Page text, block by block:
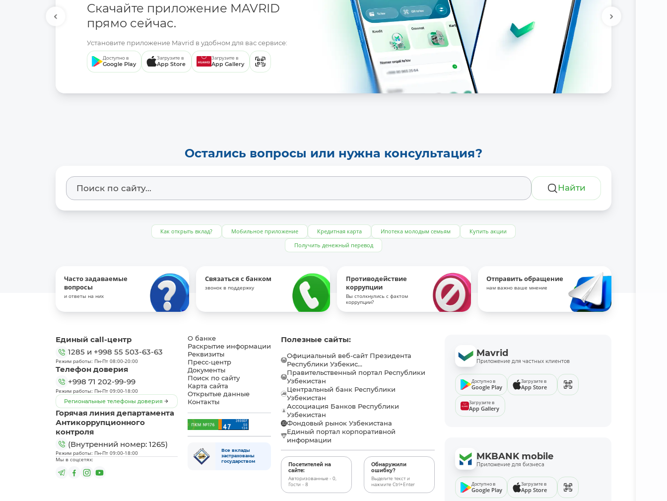
Скачайте приложение MAVRID
прямо сейчас.
Установите приложение Mavrid в удобном для вас сервисе:
Доступно в
Google Play
Загрузите в
App Store
Загрузите в
App Gallery
Остались вопросы или нужна консультация?
Найти
Как открыть вклад? Мобильное приложение Кредитная карта Ипотека молодым семьям
Купить акции
Получить денежный перевод
Часто задаваемые
вопросы
и ответы на них
Связаться с банком
звонок в поддержку
Противодействие
коррупции
Вы столкнулись с фактом
коррупции?
Отправить обращение
нам важно ваше мнение
Единый call-центр
1285 и +998 55 503-63-63
Режим работы: Пн-Пт 08:00-20:00
Телефон доверия
+998 71 202-99-99
Режим работы: Пн-Пт 09:00-18:00
Региональные телефоны доверия
Горячая линия департамента
Антикоррупционного
контроля
(Внутренний номер: 1265)
Режим работы: Пн-Пт 09:00-18:00
Мы в соцсетях:
О банке
Раскрытие информации
Реквизиты
Пресс-центр
Документы
Поиск по сайту
Карта сайта
Открытые данные
Контакты
Все вклады
застрахованы
государством
Полезные сайты:
Официальный веб-сайт Президента
Республики Узбекис...
Правительственный портал Республики
Узбекистан
Центральный банк Республики
Узбекистан
Ассоциация Банков Республики
Узбекистан
Фондовый рынок Узбекистана
Единый портал корпоративной
информации
Посетителей на
сайте:
Авторизованные - 0,
Гости - 8
Обнаружили
ошибку?
Выделите текст и
нажмите Ctrl+Enter
Mavrid
Приложение для частных клиентов
Доступно в
Google Play
Загрузите в
App Store
Загрузите в
App Gallery
MKBANK mobile
Приложение для бизнеса
Доступно в
Google Play
Загрузите в
App Store